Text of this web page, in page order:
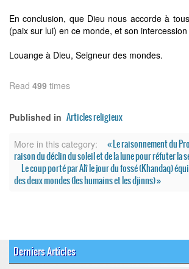
En conclusion, que Dieu nous accorde à
(paix sur lui) en ce monde, et son intercession
Louange à Dieu, Seigneur des mondes.
Read 499 times
Published in Articles religieux
More in this category:
« Le raisonnement du
raison du déclin du soleil et de la lune pour réfuter la
Le coup porté par Alî le jour du fossé (Khandaq)
des deux mondes (les humains et les djinns) »
Derniers Articles